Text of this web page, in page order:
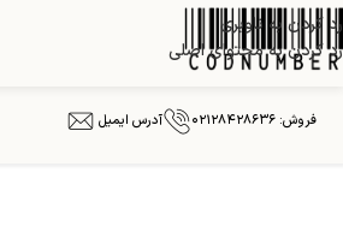
رد کردن به ناوبری
رد کردن به محتوای اصلی
فروش: ۰۲۱۲۸۴۲۸۶۳۶ آدرس ایمیل